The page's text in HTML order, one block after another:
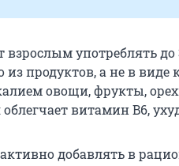
взрослым употреблять
из продуктов, а не в виде
овощи, фрукты,
витамин B6,
добавлять в